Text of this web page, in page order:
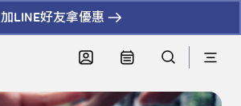
加LINE好友拿優惠